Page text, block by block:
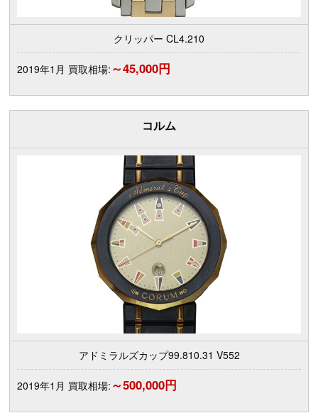
クリッパー CL4.210
2019年1月 買取相場: ～45,000円
コルム
アドミラルズカップ99.810.31 V552
2019年1月 買取相場: ～500,000円